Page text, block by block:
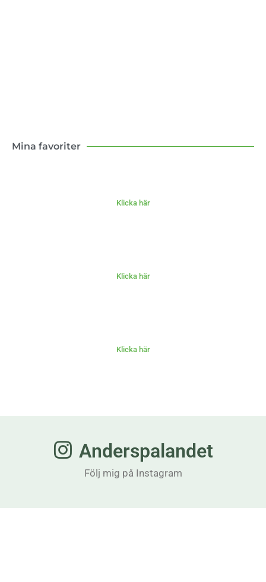
Mina favoriter
Klicka här
Klicka här
Klicka här
Anderspalandet
Följ mig på Instagram